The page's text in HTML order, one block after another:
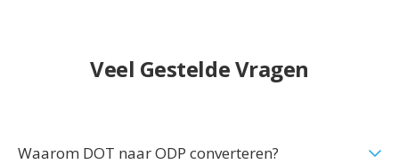
Veel Gestelde Vragen
Waarom DOT naar ODP converteren?